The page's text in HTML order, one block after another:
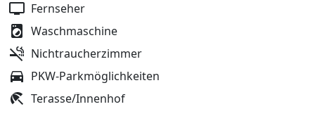
Fernseher
Waschmaschine
Nichtraucherzimmer
PKW-Parkmöglichkeiten
Terasse/Innenhof